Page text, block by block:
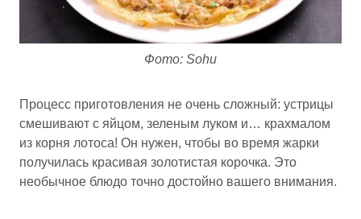
Фото: Sohu
Процесс приготовления не очень сложный: устрицы
смешивают с яйцом, зеленым луком и… крахмалом
из корня лотоса! Он нужен, чтобы во время жарки
получилась красивая золотистая корочка. Это
необычное блюдо точно достойно вашего внимания.